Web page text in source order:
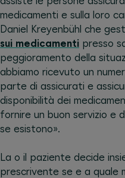
medicamenti e sulla loro
Daniel Kreyenbühl che
sui medicamenti presso
peggioramento della
abbiamo ricevuto un
parte di assicurati e
disponibilità dei
fornire un buon servizio e
se esistono».
La o il paziente decide
prescrivente se e a quale